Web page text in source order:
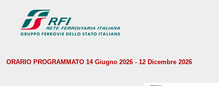
ORARIO PROGRAMMATO 14 Giugno 2026 - 12 Dicembre 2026